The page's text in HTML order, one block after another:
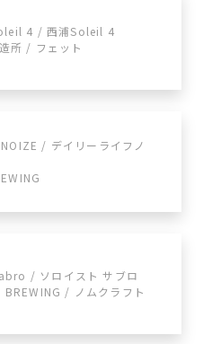
4 / 西浦Soleil 4
所 / フェット
/ デイリーライフノ
/ ソロイスト サブロ
BREWING / ノムクラフト